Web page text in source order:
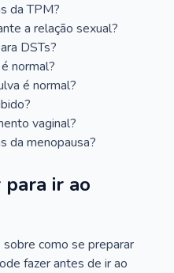
da TPM?
a relação sexual?
DSTs?
normal?
é normal?
vaginal?
da menopausa?
ir ao
como se preparar
fazer antes de ir ao